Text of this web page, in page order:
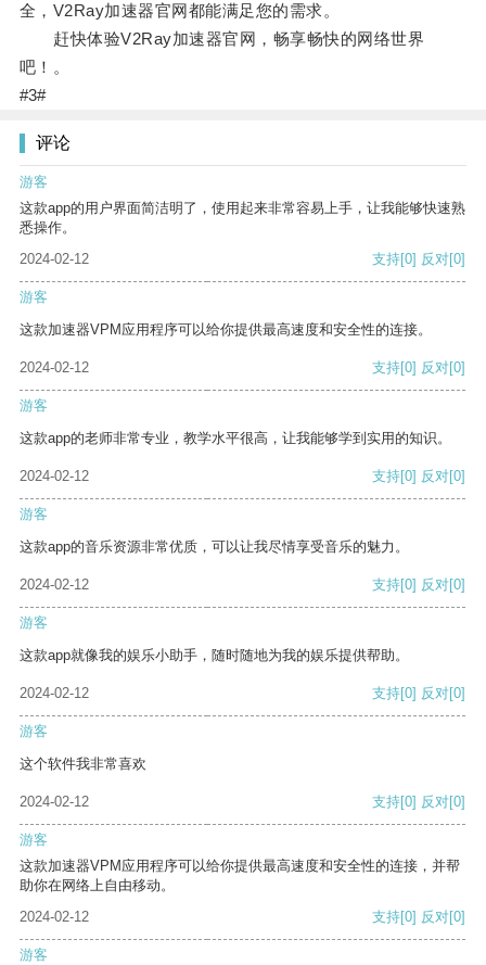
全，V2Ray加速器官网都能满足您的需求。
赶快体验V2Ray加速器官网，畅享畅快的网络世界
吧！。
#3#
评论
游客
这款app的用户界面简洁明了，使用起来非常容易上手，让我能够快速熟
悉操作。
2024-02-12
支持[0] 反对[0]
游客
这款加速器VPM应用程序可以给你提供最高速度和安全性的连接。
2024-02-12 支持[0] 反对[0]
游客
这款app的老师非常专业，教学水平很高，让我能够学到实用的知识。
2024-02-12 支持[0] 反对[0]
游客
这款app的音乐资源非常优质，可以让我尽情享受音乐的魅力。
2024-02-12 支持[0] 反对[0]
游客
这款app就像我的娱乐小助手，随时随地为我的娱乐提供帮助。
2024-02-12 支持[0] 反对[0]
游客
这个软件我非常喜欢
2024-02-12 支持[0] 反对[0]
游客
这款加速器VPM应用程序可以给你提供最高速度和安全性的连接，并帮
助你在网络上自由移动。
2024-02-12
支持[0] 反对[0]
游客